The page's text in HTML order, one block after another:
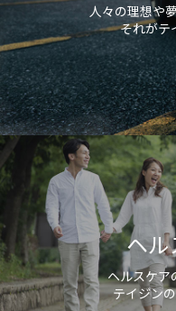
人々の理想や
それがテ
品質な製品を開発・提供し続け
に貢献していきます。
アラミド 樹脂・難燃剤
フィルム・シート
繊維・
ヘル
ヘルスケア
テイジン
ヘルスケア領域
生きる喜びを感じる毎日へ。心
医療用医薬品と在宅医療機器を
ています。さらに、疾病に対す
ある「予防」から「介護」の分
ンの提供を通じて、人々の「
きます。